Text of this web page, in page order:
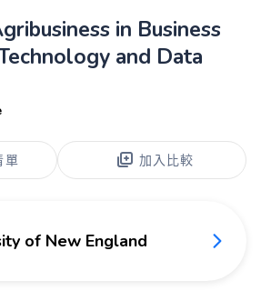
in Business
and Data
單 加入比較
of New England